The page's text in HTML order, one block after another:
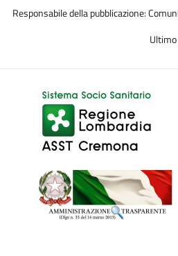
Responsabile della pubblicazione: